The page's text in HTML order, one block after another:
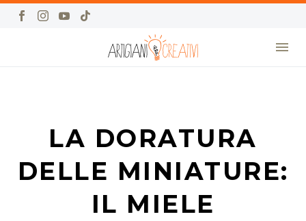
LA DORATURA
DELLE MINIATURE:
IL MIELE